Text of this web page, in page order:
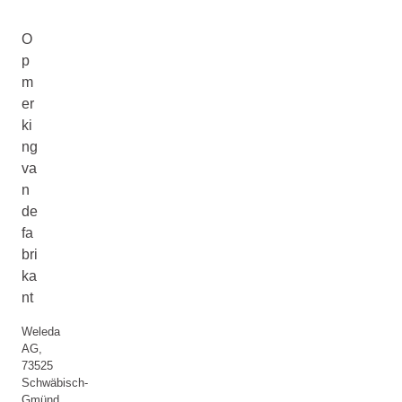
O
p
m
er
ki
ng
va
n
de
fa
bri
ka
nt
Weleda
AG,
73525
Schwäbisch-